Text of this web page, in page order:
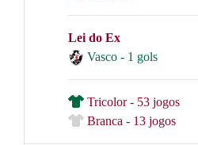
Lei do Ex
Vasco - 1 gols
Tricolor - 53 jogos
Branca - 13 jogos